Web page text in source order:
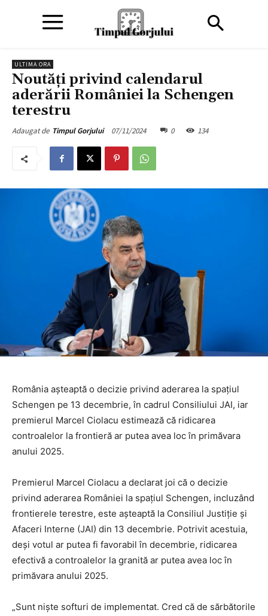
ULTIMA ORA
Noutăți privind calendarul
aderării României la Schengen
terestru
Adaugat de Timpul Gorjului 07/11/2024 0 134
România așteaptă o decizie privind aderarea la spațiul
Schengen pe 13 decembrie, în cadrul Consiliului JAI, iar
premierul Marcel Ciolacu estimează că ridicarea
controalelor la frontieră ar putea avea loc în primăvara
anului 2025.
Premierul Marcel Ciolacu a declarat joi că o decizie
privind aderarea României la spațiul Schengen, incluzând
frontierele terestre, este așteaptă la Consiliul Justiție și
Afaceri Interne (JAI) din 13 decembrie. Potrivit acestuia,
deși votul ar putea fi favorabil în decembrie, ridicarea
efectivă a controalelor la granită ar putea avea loc în
primăvara anului 2025.
„Sunt niște softuri de implementat. Cred că de sărbătorile